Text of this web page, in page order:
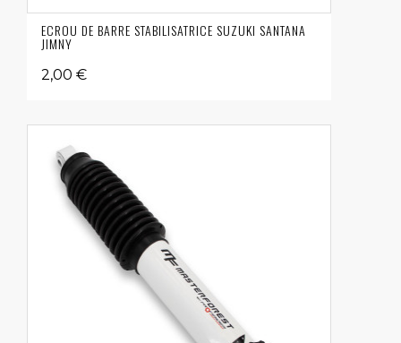
ECROU DE BARRE STABILISATRICE SUZUKI SANTANA
JIMNY
2,00 €